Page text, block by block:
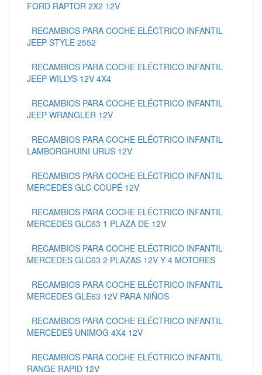
FORD RAPTOR 2X2 12V
RECAMBIOS PARA COCHE ELÉCTRICO INFANTIL
JEEP STYLE 2552
RECAMBIOS PARA COCHE ELÉCTRICO INFANTIL
JEEP WILLYS 12V 4X4
RECAMBIOS PARA COCHE ELÉCTRICO INFANTIL
JEEP WRANGLER 12V
RECAMBIOS PARA COCHE ELÉCTRICO INFANTIL
LAMBORGHUINI URUS 12V
RECAMBIOS PARA COCHE ELÉCTRICO INFANTIL
MERCEDES GLC COUPÉ 12V
RECAMBIOS PARA COCHE ELÉCTRICO INFANTIL
MERCEDES GLC63 1 PLAZA DE 12V
RECAMBIOS PARA COCHE ELÉCTRICO INFANTIL
MERCEDES GLC63 2 PLAZAS 12V Y 4 MOTORES
RECAMBIOS PARA COCHE ELÉCTRICO INFANTIL
MERCEDES GLE63 12V PARA NIÑOS
RECAMBIOS PARA COCHE ELÉCTRICO INFANTIL
MERCEDES UNIMOG 4X4 12V
RECAMBIOS PARA COCHE ELÉCTRICO INFANTIL
RANGE RAPID 12V